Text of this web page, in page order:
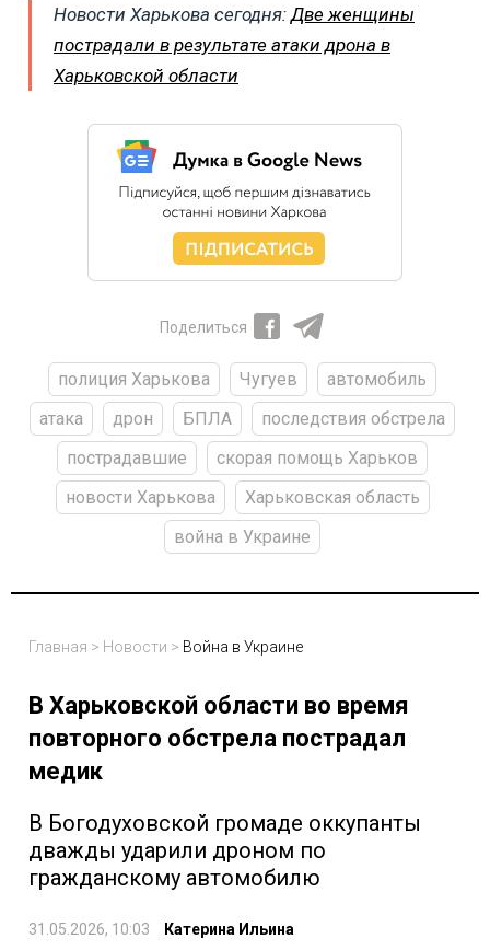
Новости Харькова сегодня:Две женщины
пострадали в результате атаки дрона в
Харьковской области
Поделиться
полиция Харькова Чугуев
автомобиль
атака
дрон БПЛА
последствия обстрела
пострадавшие
скорая помощь Харьков
новости Харькова
Харьковская область
война в Украине
Главная > Новости > Война в Украине
В Харьковской области во время
повторного обстрела пострадал
медик
В Богодуховской громаде оккупанты
дважды ударили дроном по
гражданскому автомобилю
31.05.2026, 10:03 Катерина Ильина